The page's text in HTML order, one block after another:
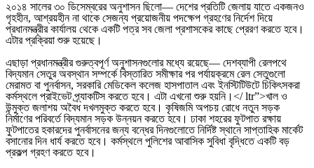
২০১৪ সালের ৩০ ডিসেম্বরের অনুশাসন ছিলো— দেশের প্রতিটি জেলায় যাতে একজনও
গৃহহীন, আশ্রয়হীন না থাকে সেজন্য প্রয়োজনীয় পদক্ষেপ গ্রহণের নির্দেশ দিয়ে
প্রধানমন্ত্রীর কার্যালয় থেকে একটি পত্র সব জেলা প্রশাসকের কাছে প্রেরণ করতে হবে।
এটার প্রক্রিয়া শুরু হয়েছে।
এছাড়া প্রধানমন্ত্রীর গুরুত্বপূর্ণ অনুশাসনগুলোর মধ্যে রয়েছে— দেশব্যাপী রেলপথে
বিদ্যমান সেতুর অবস্থান সম্পর্কে বিস্তারিত সমীক্ষার পর পর্যায়ক্রমে রেল সেতুগুলো
মেরামত বা পুনর্বাসন, সরকারি মেডিকেল কলেজ হাসপাতাল এবং ইনস্টিটিউটে চিকিৎসকরা
কর্মস্থলে প্রাইভেট প্র্যাকটিস করতে হবে। এটা এখনো শুরু হয়নি।</ ltr”>খাল ও
উন্মুক্ত জলাশয় অবৈধ দখলমুক্ত করতে হবে। কৃষিজমি অপচয় রোধে নতুন সড়ক
নির্মাণের পরিবর্তে বিদ্যমান সড়ক উন্নয়ন করতে হবে। ঢাকা শহরের ফুটপাত রক্ষায়
ফুটপাতের হকারদের পুনর্বাসনের জন্য বন্ধের দিনগুলোতে নির্দিষ্ট স্থানে সাপ্তাহিক মার্কেট
বসানোর দিন ধার্য করতে হবে। কর্মস্থলে পুলিশের আবাসিক সুবিধা বৃদ্ধিতে একটি বড়
প্রকল্প গ্রহণ করতে হবে।